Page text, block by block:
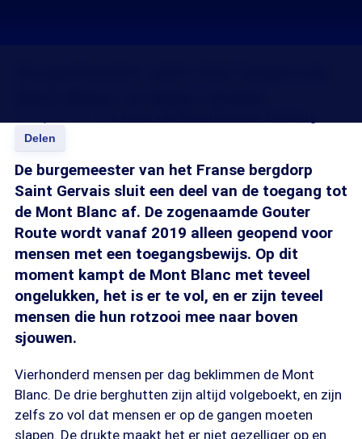
Delen
De burgemeester van het Franse bergdorp
Saint Gervais sluit een deel van de toegang tot
de Mont Blanc af. De zogenaamde Gouter
Route wordt vanaf 2019 alleen geopend voor
mensen met een toegangsbewijs. Op dit
moment kampt de Mont Blanc met teveel
ongelukken, het is er te vol, en er zijn teveel
mensen die hun rotzooi mee naar boven
sjouwen.
Vierhonderd mensen per dag beklimmen de Mont
Blanc. De drie berghutten zijn altijd volgeboekt, en zijn
zelfs zo vol dat mensen er op de gangen moeten
slapen. De drukte maakt het er niet gezelliger op en